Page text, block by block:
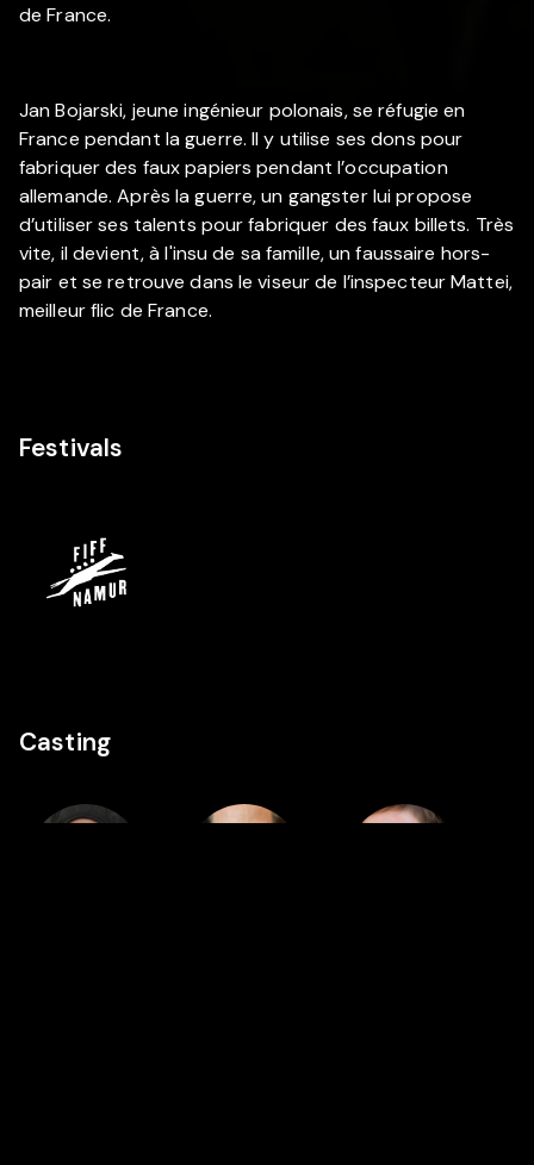
de France.
Jan Bojarski, jeune ingénieur polonais, se réfugie en
France pendant la guerre. Il y utilise ses dons pour
fabriquer des faux papiers pendant l’occupation
allemande. Après la guerre, un gangster lui propose
d’utiliser ses talents pour fabriquer des faux billets. Très
vite, il devient, à l'insu de sa famille, un faussaire hors-
pair et se retrouve dans le viseur de l’inspecteur Mattei,
meilleur flic de France.
Festivals
Casting